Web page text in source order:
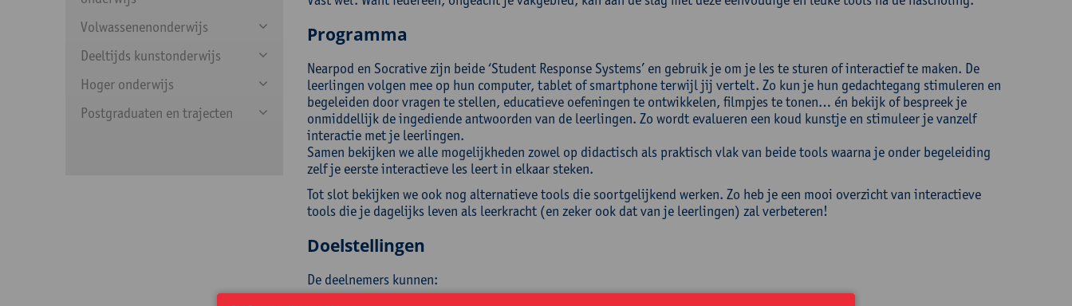
Volwassenenonderwijs
Deeltijds kunstonderwijs
Hoger onderwijs
Postgraduaten en trajecten
Programma
Nearpod en Socrative zijn beide ‘Student Response Systems’ en gebruik je om je les te sturen of interactief te maken. De
leerlingen volgen mee op hun computer, tablet of smartphone terwijl jij vertelt. Zo kun je hun gedachtegang stimuleren en
begeleiden door vragen te stellen, educatieve oefeningen te ontwikkelen, filmpjes te tonen… én bekijk of bespreek je
onmiddellijk de ingediende antwoorden van de leerlingen. Zo wordt evalueren een koud kunstje en stimuleer je vanzelf
interactie met je leerlingen.
Samen bekijken we alle mogelijkheden zowel op didactisch als praktisch vlak van beide tools waarna je onder begeleiding
zelf je eerste interactieve les leert in elkaar steken.
Tot slot bekijken we ook nog alternatieve tools die soortgelijkend werken. Zo heb je een mooi overzicht van interactieve
tools die je dagelijks leven als leerkracht (en zeker ook dat van je leerlingen) zal verbeteren!
Doelstellingen
De deelnemers kunnen: